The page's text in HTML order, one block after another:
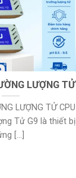
LƯỢNG TỬ
LƯỢNG TỬ CPU
Tử G9 là thiết bị
[...]